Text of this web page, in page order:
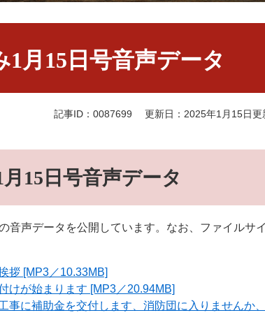
月15日号音声データ
記事ID：0087699 更新日：2025年1月15日更
15日号音声データ
音声データを公開しています。なお、ファイルサ
[MP3／10.33MB]
が始まります [MP3／20.94MB]
に補助金を交付します、消防団に入りませんか